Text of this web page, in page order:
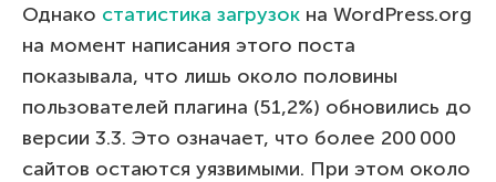
Однако статистика загрузок на WordPress.org
на момент написания этого поста
показывала, что лишь около половины
пользователей плагина (51,2%) обновились до
версии 3.3. Это означает, что более 200 000
сайтов остаются уязвимыми. При этом около